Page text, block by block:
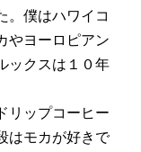
。僕はハワイコ
やヨーロピアン
ックスは１０年
リップコーヒー
はモカが好きで